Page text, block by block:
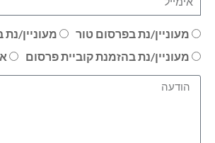
מעוניין/נת בפרסום טור
מעוניין/
מעוניין/נת בהזמנת קוביית פרסום